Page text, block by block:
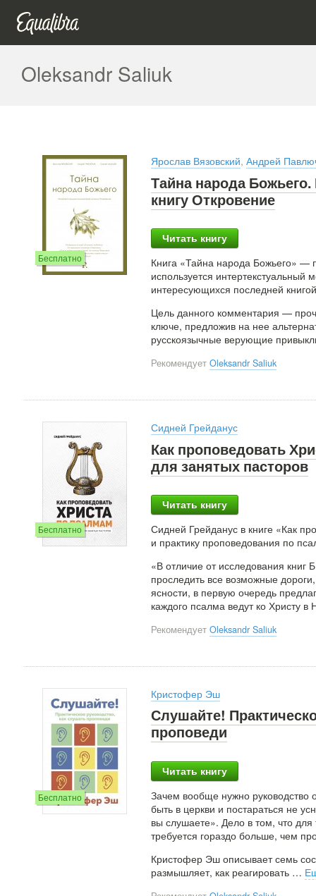
Oleksandr Saliuk
Бесплатно
Ярослав Вязовский, Андрей
Тайна народа
книгу Откровение
Читать книгу
Книга «Тайна народа Божьего» —
используется интертекстуальный
интересующихся последней
Цель данного комментария —
ключе, предложив на нее
русскоязычные верующие
Рекомендует Oleksandr Saliuk
Бесплатно
Сидней Грейданус
Как проповедовать
для занятых пасторов
Читать книгу
Сидней Грейданус в книге «Как
и практику проповедования по
«В отличие от исследования книг
проследить все возможные
ясности, в первую очередь
каждого псалма ведут ко Христу
Рекомендует Oleksandr Saliuk
Бесплатно
Кристофер Эш
Слушайте!
проповеди
Читать книгу
Зачем вообще нужно руководство
быть в церкви и постараться не
вы слушаете». Дело в том, что
требуется гораздо больше, чем
Кристофер Эш описывает семь
размышляет, как реагировать …